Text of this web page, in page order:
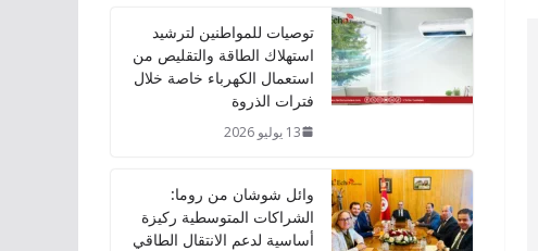
توصيات للمواطنين لترشيد
استهلاك الطاقة والتقليص من
استعمال الكهرباء خاصة خلال
فترات الذروة
13 يوليو 2026
وائل شوشان من روما:
الشراكات المتوسطية ركيزة
أساسية لدعم الانتقال الطاقي